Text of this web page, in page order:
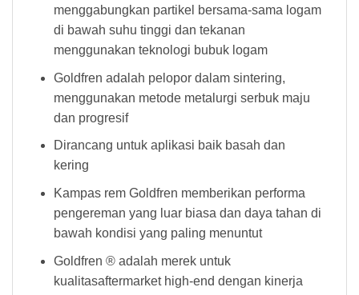
menggabungkan partikel bersama-sama logam
di bawah suhu tinggi dan tekanan
menggunakan teknologi bubuk logam
Goldfren adalah pelopor dalam sintering,
menggunakan metode metalurgi serbuk maju
dan progresif
Dirancang untuk aplikasi baik basah dan
kering
Kampas rem Goldfren memberikan performa
pengereman yang luar biasa dan daya tahan di
bawah kondisi yang paling menuntut
Goldfren ® adalah merek untuk
kualitasaftermarket high-end dengan kinerja